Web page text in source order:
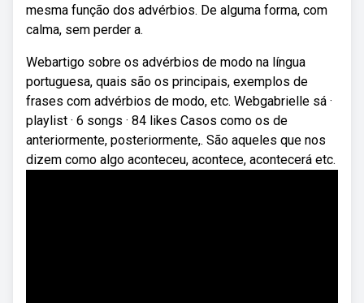
mesma função dos advérbios. De alguma forma, com
calma, sem perder a.
Webartigo sobre os advérbios de modo na língua
portuguesa, quais são os principais, exemplos de
frases com advérbios de modo, etc. Webgabrielle sá ·
playlist · 6 songs · 84 likes Casos como os de
anteriormente, posteriormente,. São aqueles que nos
dizem como algo aconteceu, acontece, acontecerá etc.